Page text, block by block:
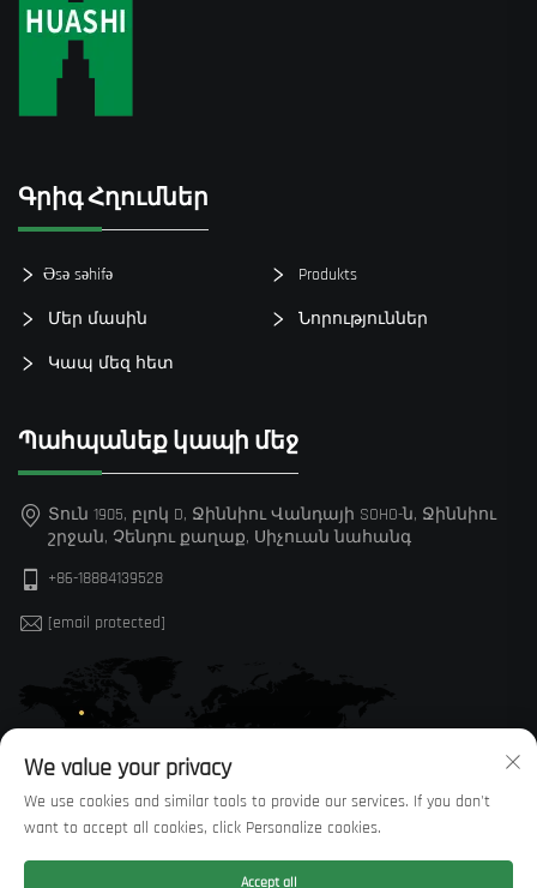
Գրիգ Հղումներ
Əsə səhifə Produkts
Մեր մասին Նորություններ
Կապ մեզ հետ
Պահպանեք կապի մեջ
Տուն 1905, բլոկ D, Ջիննիու Վանդայի SOHO-ն, Ջիննիու
շրջան, Չենդու քաղաք, Սիչուան նահանգ
+86-18884139528
[email protected]
We value your privacy
We use cookies and similar tools to provide our services. If you don't
want to accept all cookies, click Personalize cookies.
Accept all